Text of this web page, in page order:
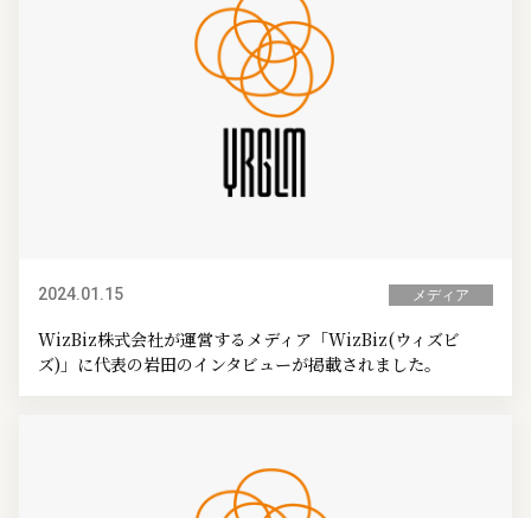
2024.01.15 メディア
WizBiz株式会社が運営するメディア「WizBiz(ウィズビ
ズ)」に代表の岩田のインタビューが掲載されました。